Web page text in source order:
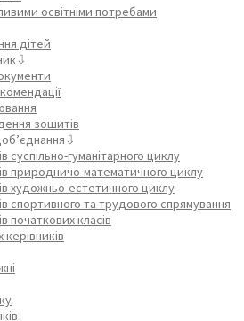
освітніми потребами
дітей
зошитів
суспільно-гуманітарного циклу
природничо-математичного циклу
художньо-естетичного циклу
спортивного та трудового спрямування
початкових класів
керівників